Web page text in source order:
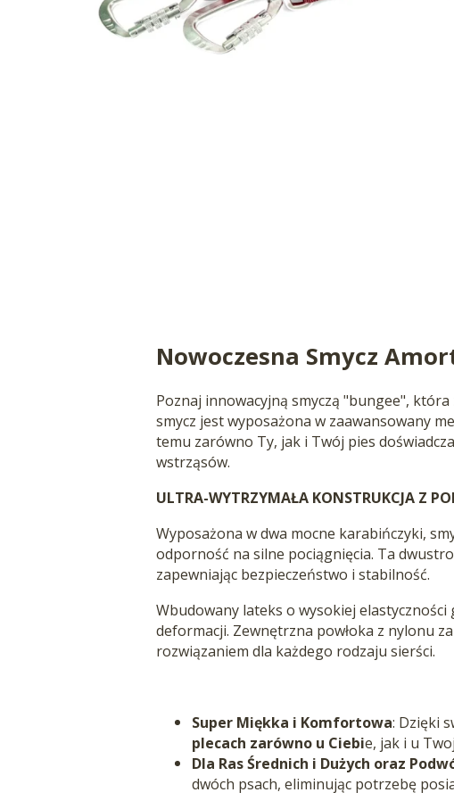
Nowoczesna Smycz
Poznaj innowacyjną smyczą "bungee",
smycz jest wyposażona w zaawansowany
temu zarówno Ty, jak i Twój pies
wstrząsów.
ULTRA-WYTRZYMAŁA KONSTRUKCJA Z
Wyposażona w dwa mocne karabińczyki,
odporność na silne pociągnięcia. Ta
zapewniając bezpieczeństwo i stabilność.
Wbudowany lateks o wysokiej elastyczności
deformacji. Zewnętrzna powłoka z nylonu
rozwiązaniem dla każdego rodzaju sierści.
Super Miękka i Komfortowa: Dzięki
plecach zarówno u Ciebie, jak i u
Dla Ras Średnich i Dużych oraz
dwóch psach, eliminując potrzebę